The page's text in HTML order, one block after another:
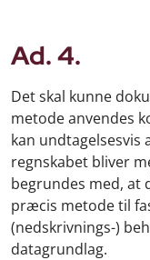
Ad. 4.
Det skal kunne
metode anvendes
kan
regnskabet bliver
begrundes med, at
præcis metode til
(nedskrivnings-)
datagrundlag.